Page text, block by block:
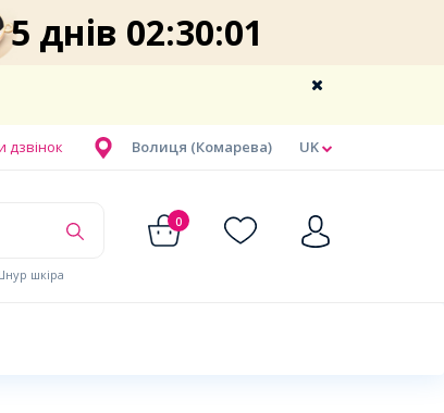
5 днів 02:30:01
UK
Волиця (Комарева)
дзвінок
0
шкіра